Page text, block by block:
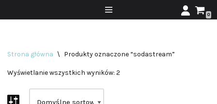
0
Strona główna \ Produkty oznaczone “sodastream”
Wyświetlanie wszystkich wyników: 2